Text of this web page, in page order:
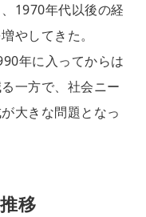
1970年代以後の経
やしてきた。
年に入ってからは
一方で、社会ニー
大きな問題となっ
移